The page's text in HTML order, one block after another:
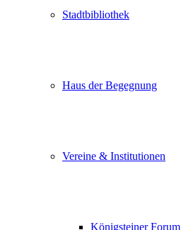
Stadtbibliothek
Haus der Begegnung
Vereine & Institutionen
Königsteiner Forum